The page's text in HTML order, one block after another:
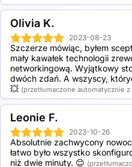
Olivia K.
2023-08-23
Szczerze mówiąc, byłem
mały kawałek technologii
networkingową. Wyjątkowy
dwóch zdań. A wszyscy,
💥 (przetłumaczone automatycznie
Leonie F.
2023-10-26
Absolutnie zachwycony
łatwo było wszystko
niż dwie minuty. 😊